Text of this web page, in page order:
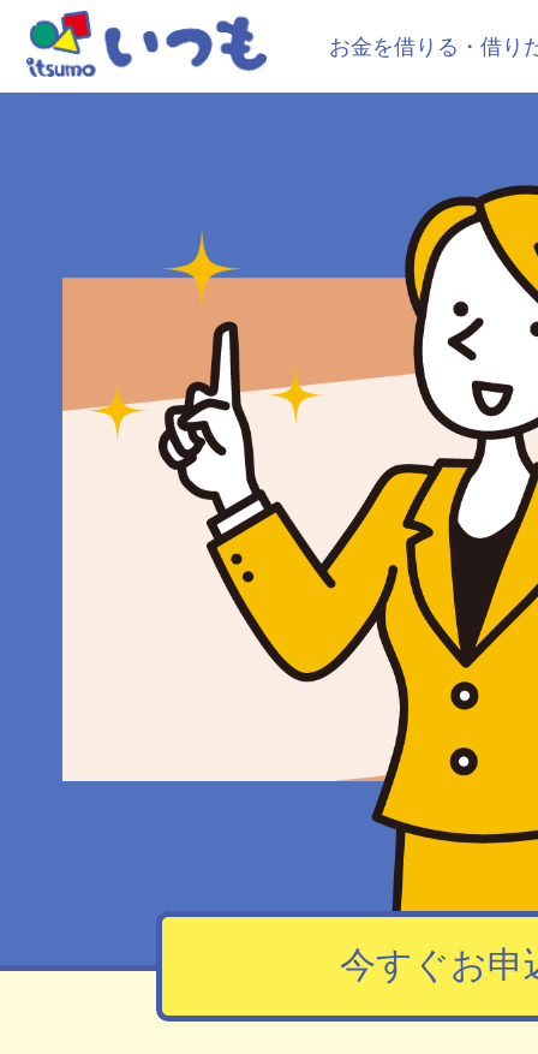
お金を借りる・借り
今すぐお申